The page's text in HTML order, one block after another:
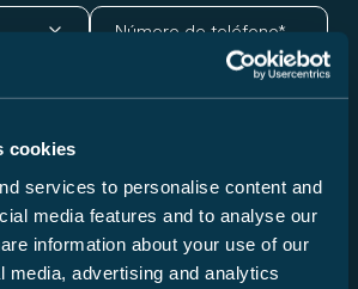
cookies
services to personalise content and
media features and to analyse our
information about your use of our
media, advertising and analytics
y cita de asesoramiento
serie...